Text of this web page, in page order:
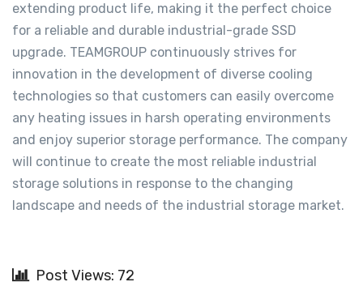
extending product life, making it the perfect choice
for a reliable and durable industrial-grade SSD
upgrade. TEAMGROUP continuously strives for
innovation in the development of diverse cooling
technologies so that customers can easily overcome
any heating issues in harsh operating environments
and enjoy superior storage performance. The company
will continue to create the most reliable industrial
storage solutions in response to the changing
landscape and needs of the industrial storage market.
Post Views: 72